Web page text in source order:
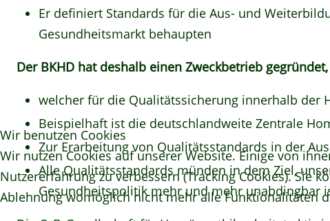
Er definiert Standards für die Aus- und
Gesundheitsmarkt behaupten
Der BKHD hat deshalb einen Zweckbetrieb gegründet,
welcher für die Qualitätssicherung innerhalb der
Beispielhaft ist die deutschlandweite Zentrale
Zur Erarbeitung von Qualitätsstandards in der
Alle Qualitätsstandards münden in dem Ziel,
Gesundheitspolitik mehr und mehr unabdingbar
Wir benutzen Cookies
Wir nutzen Cookies auf unserer Website. Einige von
Nutzererfahrung zu verbessern (Tracking Cookies). Sie
Ablehnung womöglich nicht mehr alle Funktionalitäten